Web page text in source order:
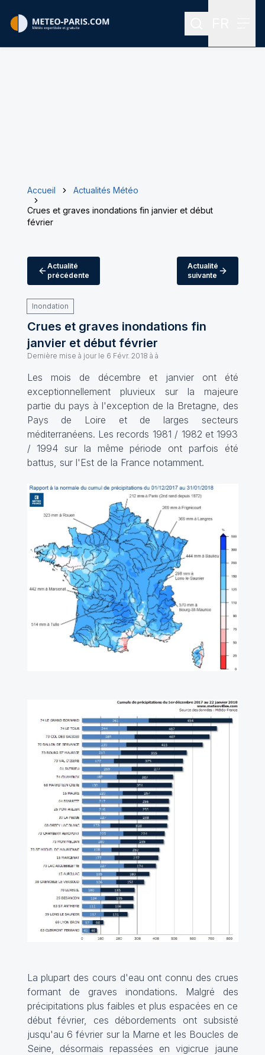
Rechercher
Accueil
Actualités Météo
Crues et graves inondations fin janvier et début
février
Actualité
précédente
Actualité
suivante
Inondation
Crues et graves inondations fin
janvier et début février
Dernière mise à jour le 6 Févr. 2018 à à
Les mois de décembre et janvier ont été
exceptionnellement pluvieux sur la majeure
partie du pays à l'exception de la Bretagne, des
Pays de Loire et de larges secteurs
méditerranéens. Les records 1981 / 1982 et 1993
/ 1994 sur la même période ont parfois été
battus, sur l'Est de la France notamment.
La plupart des cours d'eau ont connu des crues
formant de graves inondations. Malgré des
précipitations plus faibles et plus espacées en ce
début février, ces débordements ont subsisté
jusqu'au 6 février sur la Marne et les Boucles de
Seine, désormais repassées en vigicrue jaune